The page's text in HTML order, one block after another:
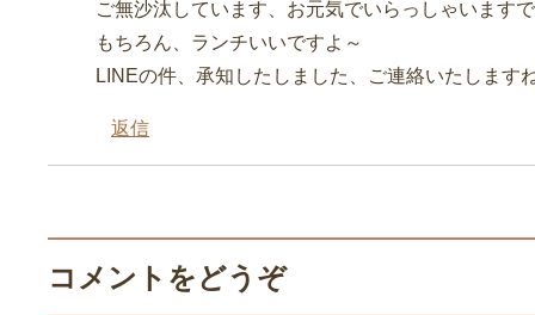
ご無沙汰しています、お元気でいらっしゃいます
もちろん、ランチいいですよ～
LINEの件、承知したしました、ご連絡いたします
返信
コメントをどうぞ